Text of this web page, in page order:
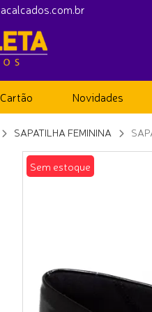
Cartão Novidades
SAPATILHA FEMININA
Sem estoque